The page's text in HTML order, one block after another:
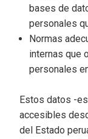
bases de
personales
Normas
internas que
personales
Estos datos -
accesibles
del Estado